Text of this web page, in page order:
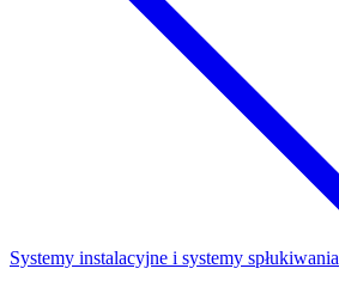
Systemy instalacyjne i systemy spłukiwania